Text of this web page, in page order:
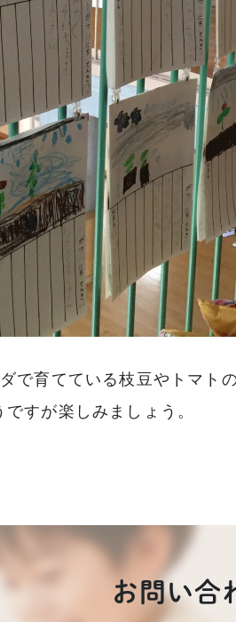
で育てている枝豆やトマト
すが楽しみましょう。
お問い合